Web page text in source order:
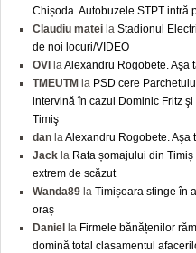
Chișoda. Autobuzele STPT intră
Claudiu matei la Stadionul
de noi locuri/VIDEO
OVI la Alexandru Rogobete. Aşa
TMEUTM la PSD cere
intervină în cazul Dominic Fritz
Timiş
dan la Alexandru Rogobete. Aşa
Jack la Rata șomajului din
extrem de scăzut
Wanda89 la Timișoara stinge în
oraș
Daniel la Firmele bănățenilor
domină total clasamentul